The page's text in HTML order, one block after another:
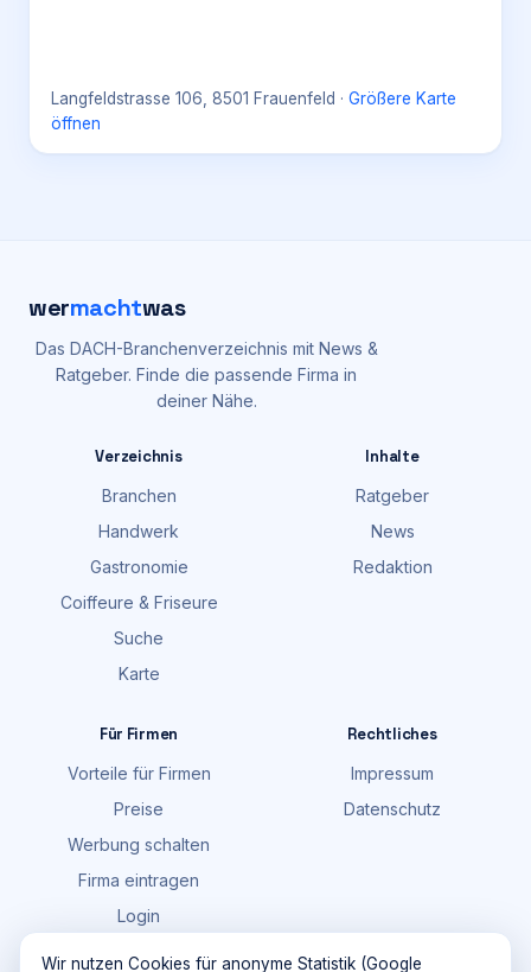
Langfeldstrasse 106, 8501 Frauenfeld · Größere Karte
öffnen
wermachtwas
Das DACH-Branchenverzeichnis mit News &
Ratgeber. Finde die passende Firma in
deiner Nähe.
Verzeichnis
Branchen
Handwerk
Gastronomie
Coiffeure & Friseure
Suche
Karte
Inhalte
Ratgeber
News
Redaktion
Für Firmen
Vorteile für Firmen
Preise
Werbung schalten
Firma eintragen
Login
Rechtliches
Impressum
Datenschutz
Wir nutzen Cookies für anonyme Statistik (Google